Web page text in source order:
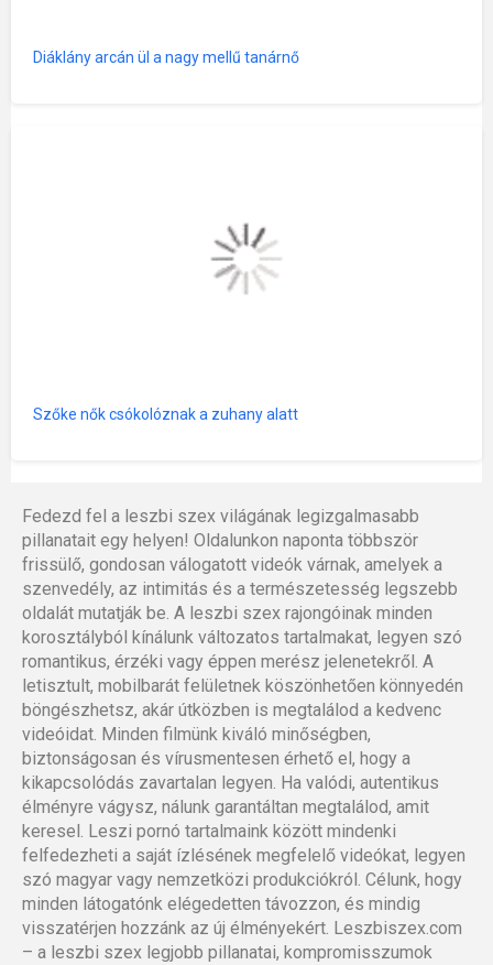
Diáklány arcán ül a nagy mellű tanárnő
Szőke nők csókolóznak a zuhany alatt
Fedezd fel a leszbi szex világának legizgalmasabb
pillanatait egy helyen! Oldalunkon naponta többször
frissülő, gondosan válogatott videók várnak, amelyek a
szenvedély, az intimitás és a természetesség legszebb
oldalát mutatják be. A leszbi szex rajongóinak minden
korosztályból kínálunk változatos tartalmakat, legyen szó
romantikus, érzéki vagy éppen merész jelenetekről. A
letisztult, mobilbarát felületnek köszönhetően könnyedén
böngészhetsz, akár útközben is megtalálod a kedvenc
videóidat. Minden filmünk kiváló minőségben,
biztonságosan és vírusmentesen érhető el, hogy a
kikapcsolódás zavartalan legyen. Ha valódi, autentikus
élményre vágysz, nálunk garantáltan megtalálod, amit
keresel. Leszi pornó tartalmaink között mindenki
felfedezheti a saját ízlésének megfelelő videókat, legyen
szó magyar vagy nemzetközi produkciókról. Célunk, hogy
minden látogatónk elégedetten távozzon, és mindig
visszatérjen hozzánk az új élményekért. Leszbiszex.com
– a leszbi szex legjobb pillanatai, kompromisszumok